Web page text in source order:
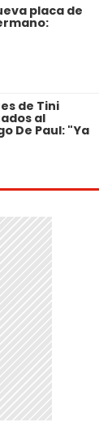
placa de
de Tini
al
De Paul: "Ya